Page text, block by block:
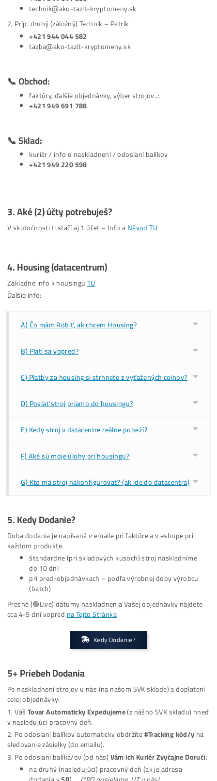
poradí.
A)Rezervujte si Termín TU
B) Alebo priamo volajte:
1, Technik – Martin
technik@ako-tazit-kryptomeny.sk
2, Príp. druhý (záložný) Technik – Patrik
+421 944 044 582
📞 Obchod:
faktúry, ďalšie objednávky, výber strojov..:
📞 Sklad:
3.Aké (2) účty
V skutočnosti ti stačí aj 1 účet – Info a
Základné info k housinguTU
A) Čo mám Robiť, ak chcem Housing?
B) Platí sa vopred?
C) Platby za housing si strhnete z vyťažených coinov?
D) Poslať stroj priamo do housingu?
E) Kedy stroj v datacentre reálne pobeží?
F) Aké sú moje úlohy pri housingu?
G) Kto má stroj nakonfigurovať? (ak ide do datacentra)
Dodanie?
Doba dodania je napísaná v emaile pri faktúre a v eshope pri
každom produkte.
štandardne (pri skladových kusoch) stroj
do 10 dní
pri pred-objednávkach – podľa výrobnej doby
(batch)
Presné (🟢Live) dátumy naskladnenia Vašej objednávky
cca 4-5 dní vopredna Tejto Stránke